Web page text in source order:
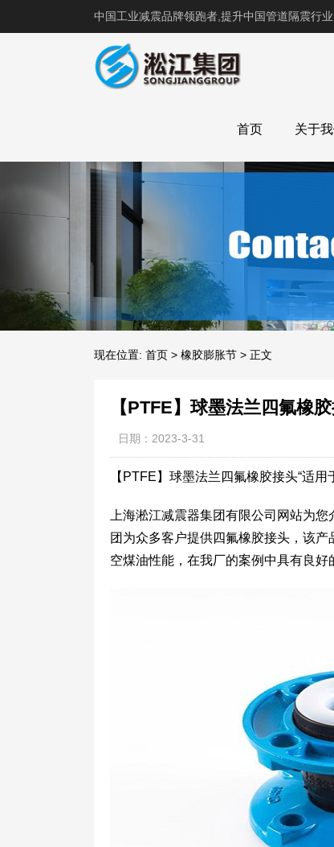
中国工业减震品牌领跑者,提升中国管道隔震行
首页 关于
现在位置: 首页 > 橡胶膨胀节 > 正文
【PTFE】球墨法兰四氟橡
日期：2023-3-31
【PTFE】球墨法兰四氟橡胶接头“适用
上海淞江减震器集团有限公司网站为
团为众多客户提供四氟橡胶接头，该
空煤油性能，在我厂的案例中具有良好